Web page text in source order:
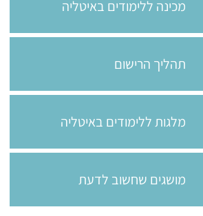
מכינה ללימודים באיטליה
תהליך הרישום
מלגות ללימודים באיטליה
מושגים שחשוב לדעת